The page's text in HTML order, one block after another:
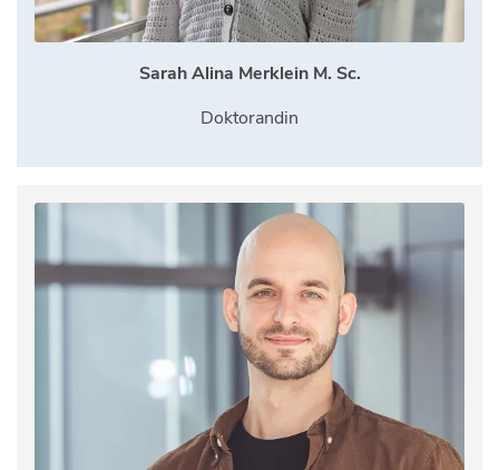
Sarah Alina Merklein M. Sc.
Doktorandin